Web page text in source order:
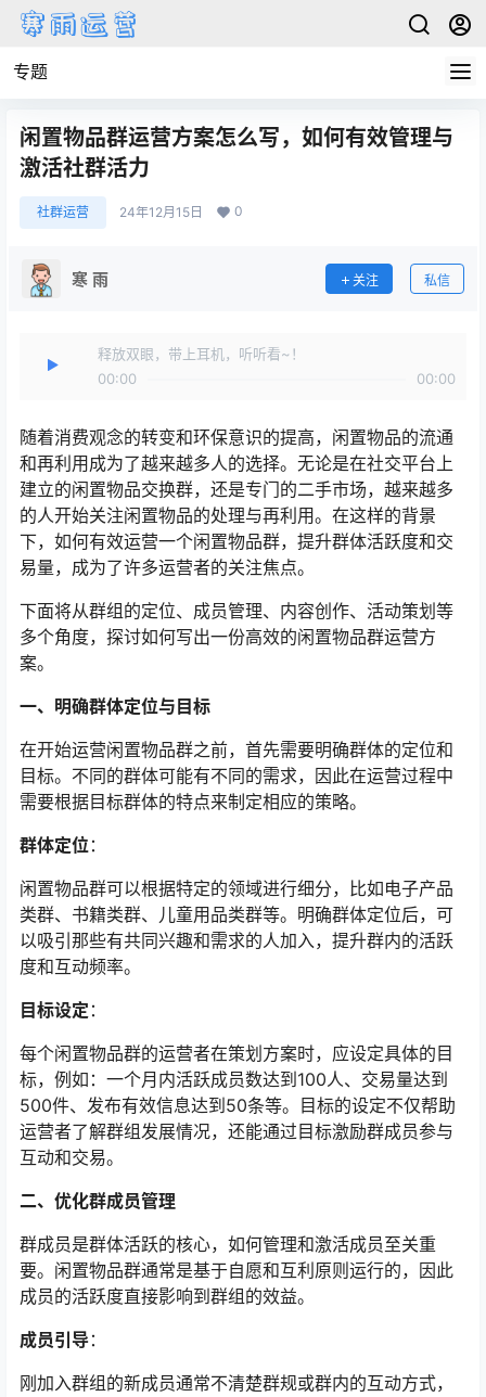
专题
闲置物品群运营方案怎么写，如何有效管理与
激活社群活力
社群运营 24年12月15日 0
寒 雨 关注 私信
释放双眼，带上耳机，听听看~！
00:00
00:00
随着消费观念的转变和环保意识的提高，闲置物品的流通
和再利用成为了越来越多人的选择。无论是在社交平台上
建立的闲置物品交换群，还是专门的二手市场，越来越多
的人开始关注闲置物品的处理与再利用。在这样的背景
下，如何有效运营一个闲置物品群，提升群体活跃度和交
易量，成为了许多运营者的关注焦点。
下面将从群组的定位、成员管理、内容创作、活动策划等
多个角度，探讨如何写出一份高效的闲置物品群运营方
案。
一、明确群体定位与目标
在开始运营闲置物品群之前，首先需要明确群体的定位和
目标。不同的群体可能有不同的需求，因此在运营过程中
需要根据目标群体的特点来制定相应的策略。
群体定位：
闲置物品群可以根据特定的领域进行细分，比如电子产品
类群、书籍类群、儿童用品类群等。明确群体定位后，可
以吸引那些有共同兴趣和需求的人加入，提升群内的活跃
度和互动频率。
目标设定 ：
每个闲置物品群的运营者在策划方案时，应设定具体的目
标，例如：一个月内活跃成员数达到100人、交易量达到
500件、发布有效信息达到50条等。目标的设定不仅帮助
运营者了解群组发展情况，还能通过目标激励群成员参与
互动和交易。
二、优化群成员管理
群成员是群体活跃的核心，如何管理和激活成员至关重
要。闲置物品群通常是基于自愿和互利原则运行的，因此
成员的活跃度直接影响到群组的效益。
成员引导：
刚加入群组的新成员通常不清楚群规或群内的互动方式，